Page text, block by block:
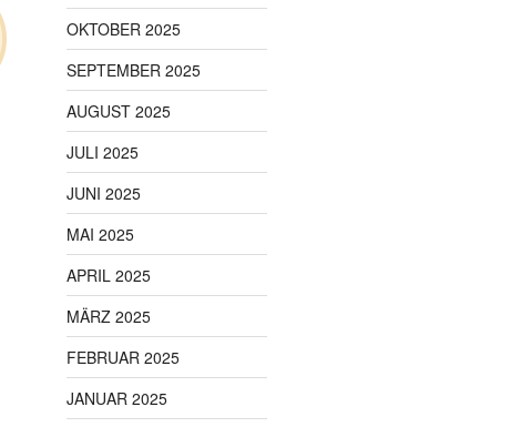
OKTOBER 2025
SEPTEMBER 2025
AUGUST 2025
JULI 2025
JUNI 2025
MAI 2025
APRIL 2025
MÄRZ 2025
FEBRUAR 2025
JANUAR 2025